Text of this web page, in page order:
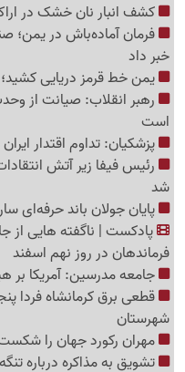
کشف انبار نان خشک در
فرمان آماده‌باش در یمن؛
خبر داد
یمن خط قرمز دریایی
رهبر انقلاب: صیانت از
است
پزشکیان: تداوم اقتدار
رئیس فیفا زیر آتش
شد
پایان جولان باند حرفه‌ای
پادکست | ناگفته هایی از
فرماندهان در روز نهم اسفند
جامعه مدرسین: آمریکا بر
شهرستان
مهران رکورد جهان را شکست؛ 266 هزار تردد در یک
تشویق به مذاکره درباره